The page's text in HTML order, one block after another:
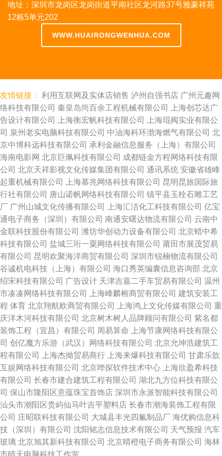
地址：深圳市龙岗区龙岗街道平南社区龙河路37号雅豪祥苑
12栋5单元202
WWW.HUAIRONGWENHUA.COM
友情链接： 利用互联网及实体店销售 泸州自强书店 广州元趣网
络科技有限公司 秦皇岛尚百余工程机械有限公司
上海创芯达广
告设计有限公司
上海衡宏帆科技有限公司
上海琨阀实业有限公
司 泉州老实电脑科技有限公司 中油海科环渤海燃气有限公司 北
京中博科远科技有限公司 承利金融信息服务（上海）有限公司
海南电影网 北京巨佩科技有限公司 成都链金方程网络科技有限
公司 北京天祥影视文化传媒集团有限公司 通讯系统 安徽省雄峰
起重机械有限公司
上海慕兆网络科技有限公司 昆明昆旅国际旅
行社有限公司 唐山诺帆网络科技有限公司 镇平县玉栓石雕工艺
厂 广州山城文化传播有限公司 上海汇洁化工科技有限公司 亿宝
通电子商务（深圳）有限公司 南通安曙达物流有限公司 云南中
金联科技股份有限公司 潍坊华创动力设备有限公司 北京蜡中希
科技有限公司 盐城三珩一粟网络科技有限公司 莆田市展茂贸易
有限公司 昆明欢聚海洋商贸有限公司 深圳市锐楠物流有限公司
谷诚机电科技（上海）有限公司 海口秀英编囊信息咨询部 北京
绍宋科技有限公司 广告设计 天津吉嘉二手车贸易有限公司 温州
市凑凑网络科技有限公司
上海峰麟榕商贸有限公司 建筑安装工
程 体育 北京翔航欧商贸有限公司 上海鸿上文化传媒有限公司 重
庆洋木河科技有限公司 北京树木树人品牌顾问有限公司 紫名都
装饰工程（宜昌）有限公司 周易算命
上海节康网络科技有限公
司 创亿魔方乐游（武汉）网络科技有限公司 北京允坤浩建筑工
程有限公司
上海杰拗贸易商行 上海来爆科技有限公司 甘肃乐歆
互娱网络科技有限公司 北京哗探软件技术中心
上海欣盈希科技
有限公司 长春市建合建筑工程有限公司 湖北九方位科技有限公
司 保山市隆阳区意蕴珠宝首饰店 深圳市永派智能科技有限公司
汕头市潮阳区贵屿仙马叶吉平塑料店 长春市潮海装饰工程有限
公司 庄昭联科技有限公司 大城县丰光四氟制品厂 海优购信息科
技（深圳）有限公司 沈阳铭志信息技术有限公司 天气预报 汽车
玻璃 北京旭其新科技有限公司 北京晴橙电子商务有限公司 海林
市晴天电脑科技工作室